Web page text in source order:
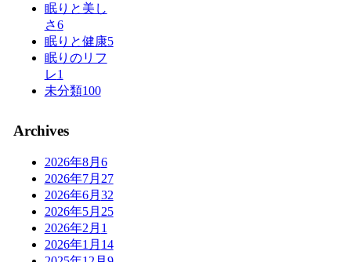
眠りと美し
さ6
眠りと健康5
眠りのリフ
レ1
未分類100
Archives
2026年8月 6
2026年7月 27
2026年6月 32
2026年5月 25
2026年2月 1
2026年1月 14